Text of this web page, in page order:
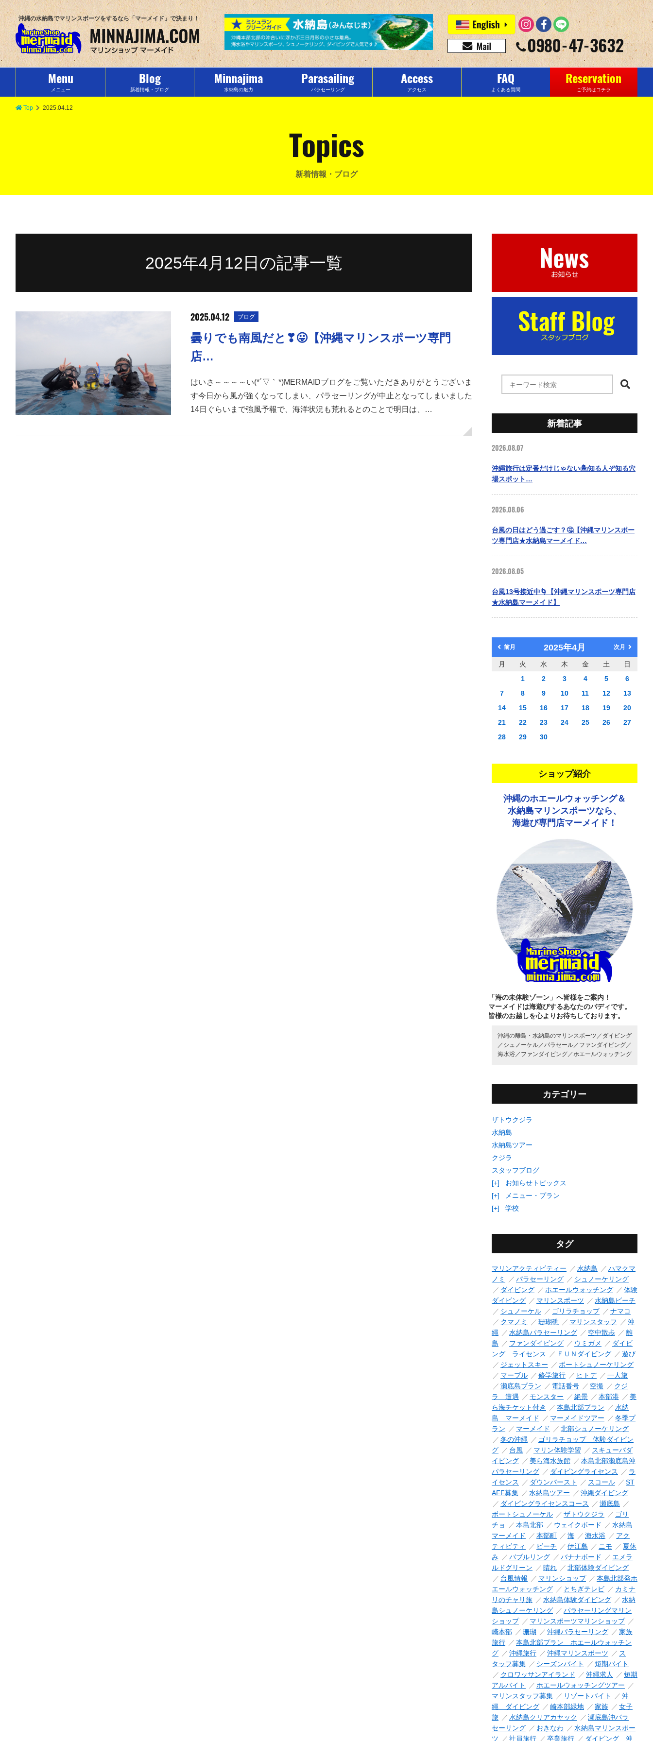
沖縄の水納島でマリンスポーツをするなら「マーメイド」で決まり！
Menu
メニュー
Blog
新着情報・ブログ
Minnajima
水納島の魅力
Parasailing
パラセーリング
Access
アクセス
FAQ
よくある質問
Reservation
ご予約はコチラ
Top 2025.04.12
Topics
新着情報・ブログ
2025年4月12日の記事一覧
2025.04.12 ブログ
曇りでも南風だと❣😛【沖縄マリンスポーツ専門
店…
はいさ～～～～い(*´▽｀*)MERMAIDブログをご覧いただきありがとうございま
す今日から風が強くなってしまい、パラセーリングが中止となってしまいました
14日ぐらいまで強風予報で、海洋状況も荒れるとのことで明日は、…
新着記事
2026.08.07
沖縄旅行は定番だけじゃない🏝️知る人ぞ知る穴
場スポット…
2026.08.06
台風の日はどう過ごす？🤔【沖縄マリンスポー
ツ専門店★水納島マーメイド…
2026.08.05
台風13号接近中🌀【沖縄マリンスポーツ専門店
★水納島マーメイド】
前月 2025年4月 次月
月 火 水 木 金 土
日
1
2 3 4 5
6
7
8 9 10 11 12
13
14
15 16 17 18 19
20
21
22 23 24 25 26
27
28
29 30
ショップ紹介
沖縄のホエールウォッチング＆
水納島マリンスポーツなら、
海遊び専門店マーメイド！
「海の未体験ゾーン」へ皆様をご案内！
マーメイドは海遊びするあなたのバディです。
皆様のお越しを心よりお待ちしております。
沖縄の離島・水納島のマリンスポーツ／ ダイビング
／ シュノーケル／ パラセール／ ファンダイビング／
海水浴／ ファンダイビング／ ホエールウォッチング
カテゴリー
ザトウクジラ
水納島
水納島ツアー
クジラ
スタッフブログ
[+]
お知らせトピックス
[+]
メニュー・プラン
[+]
学校
タグ
マリンアクティビティー 水納島
ハマクマ
ノミ
パラセーリング
シュノーケリング
ダイビング
ホエールウォッチング
体験
ダイビング
マリンスポーツ
水納島ビーチ
シュノーケル
ゴリラチョップ
ナマコ
クマノミ
珊瑚礁 マリンスタッフ
沖
縄
水納島パラセーリング 空中散歩
離
島
ファンダイビング ウミガメ
ダイビ
ング ライセンス
ＦＵＮダイビング
遊び
ジェットスキー
ボートシュノーケリング
マーブル
修学旅行 ヒトデ
一人旅
瀬底島プラン
電話番号 空撮
クジ
ラ 遭遇
モンスター 絶景 本部港
美
ら海チケット付き
本島北部プラン
水納
島 マーメイド
マーメイドツアー
冬季プ
ラン
マーメイド
北部シュノーケリング
冬の沖縄
ゴリラチョップ 体験ダイビン
グ
台風 マリン体験学習
スキューバダ
イビング
美ら海水族館
本島北部瀬底島沖
パラセーリング
ダイビングライセンス
ラ
イセンス
ダウンバースト スコール
ST
AFF募集
水納島ツアー
沖縄ダイビング
ダイビングライセンスコース
瀬底島
ボートシュノーケル
ザトウクジラ
ゴリ
チョ
本島北部 ウェイクボード
水納島
マーメイド
本部町 海 海水浴
アク
ティビティ
ビーチ 伊江島 ニモ
夏休
み
バブルリング バナナボード
エメラ
ルドグリーン
晴れ
北部体験ダイビング
台風情報
マリンショップ
本島北部発ホ
エールウォッチング
とちぎテレビ
カミナ
リのチャリ旅
水納島体験ダイビング
水納
島シュノーケリング
パラセーリングマリン
ショップ
マリンスポーツマリンショップ
崎本部
珊瑚 沖縄パラセーリング
家族
旅行
本島北部プラン ホエールウォッチン
グ
沖縄旅行 沖縄マリンスポーツ
ス
タッフ募集
シーズンバイト
短期バイト
クロワッサンアイランド
沖縄求人
短期
アルバイト
ホエールウォッチングツアー
マリンスタッフ募集
リゾートバイト
沖
縄 ダイビング
崎本部緑地 家族
女子
旅
水納島クリアカヤック
瀬底島沖パラ
セーリング
おきなわ
水納島マリンスポー
ツ
社員旅行 卒業旅行 ダイビング 沖